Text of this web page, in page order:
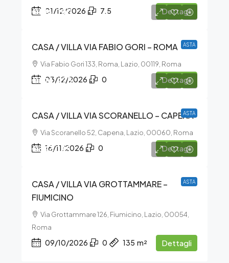
01/12/2026 7.5 Dettagli
ASTA
€186.000
CASA / VILLA VIA FABIO GORI – ROMA
Via Fabio Gori 133, Roma, Lazio, 00119, Roma
03/12/2026 0 Dettagli
ASTA
€104.475
CASA / VILLA VIA SCORANELLO – CAPENA
Via Scoranello 52, Capena, Lazio, 00060, Roma
16/11/2026 0 Dettagli
ASTA
€343.125
CASA / VILLA VIA GROTTAMMARE –
FIUMICINO
Via Grottammare 126, Fiumicino, Lazio, 00054,
Roma
09/10/2026 0 135 m² Dettagli